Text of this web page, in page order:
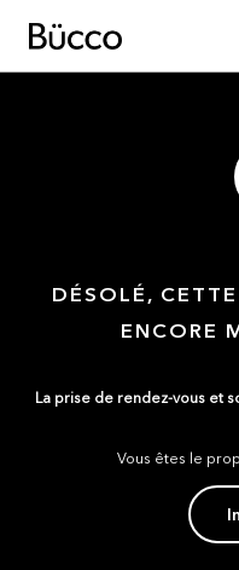
DÉSOLÉ,
ENCORE
La prise de rendez-vous et
Vous êtes le